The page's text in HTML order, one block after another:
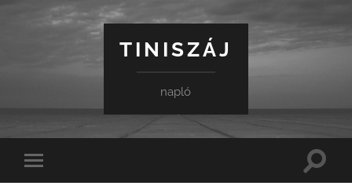
TINISZÁJ
napló
Toggle
mobile
Toggle